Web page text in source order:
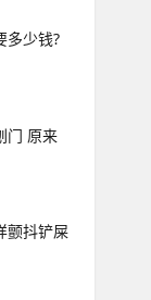
多少钱?
门 原来
颤抖铲屎